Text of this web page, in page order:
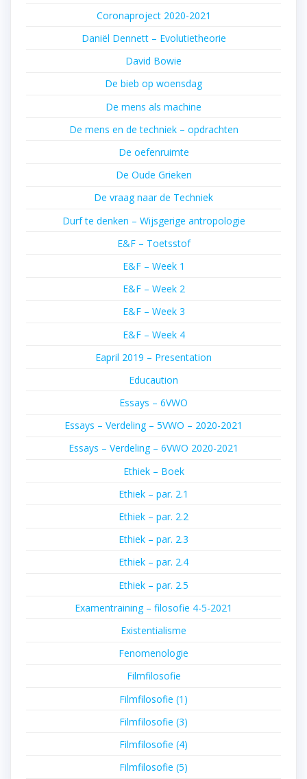
Coronaproject 2020-2021
Daniël Dennett – Evolutietheorie
David Bowie
De bieb op woensdag
De mens als machine
De mens en de techniek – opdrachten
De oefenruimte
De Oude Grieken
De vraag naar de Techniek
Durf te denken – Wijsgerige antropologie
E&F – Toetsstof
E&F – Week 1
E&F – Week 2
E&F – Week 3
E&F – Week 4
Eapril 2019 – Presentation
Educaution
Essays – 6VWO
Essays – Verdeling – 5VWO – 2020-2021
Essays – Verdeling – 6VWO 2020-2021
Ethiek – Boek
Ethiek – par. 2.1
Ethiek – par. 2.2
Ethiek – par. 2.3
Ethiek – par. 2.4
Ethiek – par. 2.5
Examentraining – filosofie 4-5-2021
Existentialisme
Fenomenologie
Filmfilosofie
Filmfilosofie (1)
Filmfilosofie (3)
Filmfilosofie (4)
Filmfilosofie (5)